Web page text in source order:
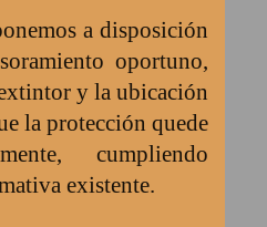
a disposición
oportuno,
y la ubicación
la protección quede
cumpliendo
existente.